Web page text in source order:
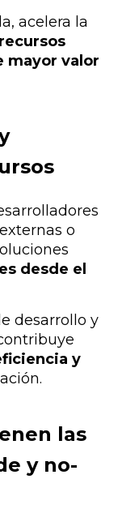
acelera la
mayor valor
o
desde el
desarrollo y
y
las
y no-